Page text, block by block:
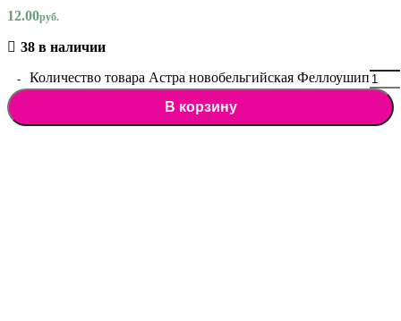
12.00руб.
38 в наличии
Количество товара Астра новобельгийская Феллоушип
В корзину